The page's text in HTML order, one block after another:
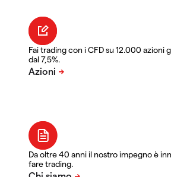
Fai trading con i CFD su 12.000 azioni
dal 7,5%.
Da oltre 40 anni il nostro impegno è
fare trading.